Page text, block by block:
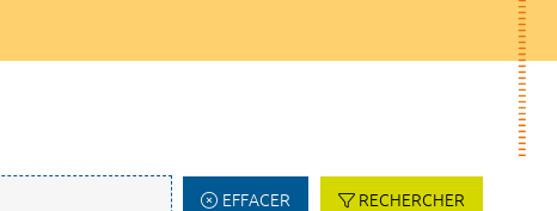
EFFACER RECHERCHER